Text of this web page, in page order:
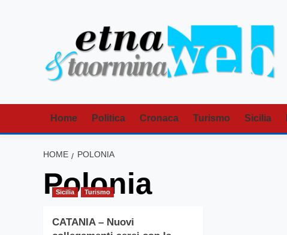
Home Politica Cronaca Turismo Sicilia
HOME POLONIA
Polonia
Sicilia Turismo
CATANIA – Nuovi